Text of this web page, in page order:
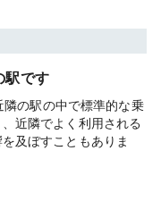
駅です
の駅の中で標準的な乗
近隣でよく利用される
及ぼすこともありま